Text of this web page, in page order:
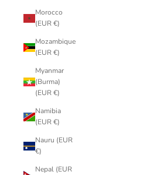
Morocco
(EUR €)
Mozambique
(EUR €)
Myanmar
(Burma)
(EUR €)
Namibia
(EUR €)
Nauru (EUR
€)
Nepal (EUR